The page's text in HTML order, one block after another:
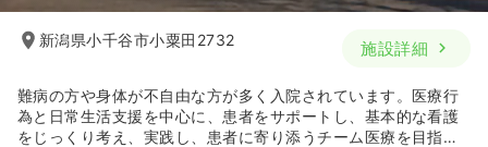
新潟県小千谷市小粟田2732 施設詳細
難病の方や身体が不自由な方が多く入院されています。医療行
為と日常生活支援を中心に、患者をサポートし、基本的な看護
をじっくり考え、実践し、患者に寄り添うチーム医療を目指